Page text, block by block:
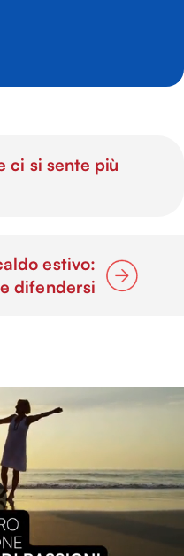
ci si sente più
estivo:
difendersi